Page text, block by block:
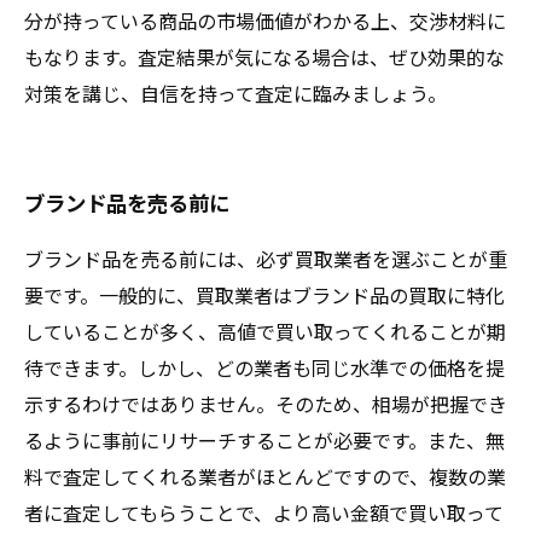
分が持っている商品の市場価値がわかる上、交渉材料に
もなります。査定結果が気になる場合は、ぜひ効果的な
対策を講じ、自信を持って査定に臨みましょう。
ブランド品を売る前に
ブランド品を売る前には、必ず買取業者を選ぶことが重
要です。一般的に、買取業者はブランド品の買取に特化
していることが多く、高値で買い取ってくれることが期
待できます。しかし、どの業者も同じ水準での価格を提
示するわけではありません。そのため、相場が把握でき
るように事前にリサーチすることが必要です。また、無
料で査定してくれる業者がほとんどですので、複数の業
者に査定してもらうことで、より高い金額で買い取って